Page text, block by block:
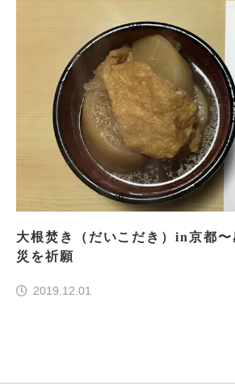
大根焚き（だいこだき）in京都〜
災を祈願
2019.12.01